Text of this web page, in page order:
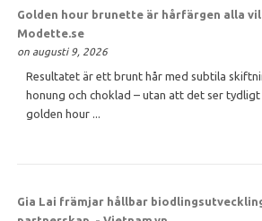
Golden hour brunette är hårfärgen alla
Modette.se
on augusti 9, 2026
Resultatet är ett brunt hår med subtila
honung och choklad – utan att det ser
golden hour ...
Gia Lai främjar hållbar